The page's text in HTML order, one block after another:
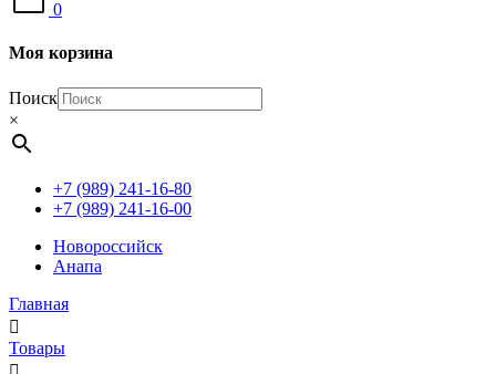
0
Моя корзина
Поиск
×
+7 (989) 241-16-80
+7 (989) 241-16-00
Новороссийск
Анапа
Главная
Товары